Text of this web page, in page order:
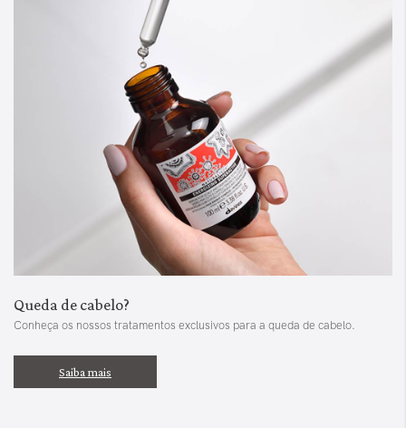
Queda de cabelo?
Conheça os nossos tratamentos exclusivos para a queda de cabelo.
Saiba mais